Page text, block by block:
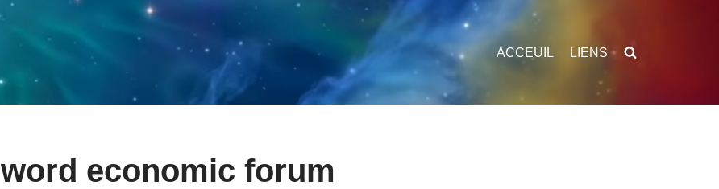
ACCEUIL LIENS
word economic forum